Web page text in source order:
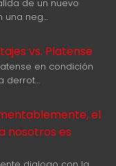
de un nuevo
una neg…
vs. Platense
en condición
derrot…
el
nosotros es